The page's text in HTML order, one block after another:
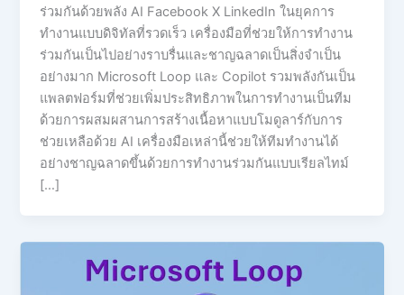
ร่วมกันด้วยพลัง AI Facebook X LinkedIn ในยุคการ
ทำงานแบบดิจิทัลที่รวดเร็ว เครื่องมือที่ช่วยให้การทำงาน
ร่วมกันเป็นไปอย่างราบรื่นและชาญฉลาดเป็นสิ่งจำเป็น
อย่างมาก Microsoft Loop และ Copilot รวมพลังกันเป็น
แพลตฟอร์มที่ช่วยเพิ่มประสิทธิภาพในการทำงานเป็นทีม
ด้วยการผสมผสานการสร้างเนื้อหาแบบโมดูลาร์กับการ
ช่วยเหลือด้วย AI เครื่องมือเหล่านี้ช่วยให้ทีมทำงานได้
อย่างชาญฉลาดขึ้นด้วยการทำงานร่วมกันแบบเรียลไทม์
[…]